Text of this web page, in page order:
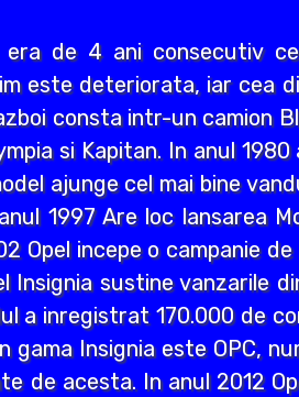
era de 4 ani consecutiv
este deteriorata, iar cea
consta intr-un camion
si Kapitan. In anul
ajunge cel mai bine
1997 Are loc lansarea
incepe o campanie de
sustine vanzarile
a inregistrat 170.000 de
gama Insignia este OPC,
de acesta. In anul 2012